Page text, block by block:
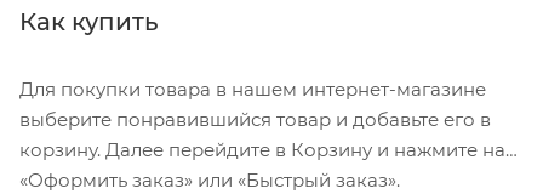
Как купить
Для покупки товара в нашем интернет-магазине
выберите понравившийся товар и добавьте его в
корзину. Далее перейдите в Корзину и нажмите на
«Оформить заказ» или «Быстрый заказ».